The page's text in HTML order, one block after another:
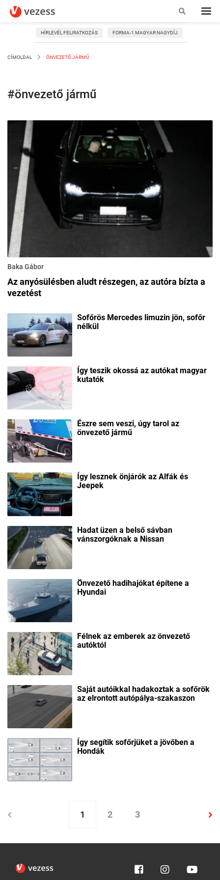
HÍRLEVÉL FELIRATKOZÁS FORMA-1 MAGYAR NAGYDÍJ
CÍMOLDAL ÖNVEZETŐ JÁRMŰ
#önvezető jármű
Baka Gábor
Az anyósülésben aludt részegen, az autóra bízta a
vezetést
Sofőrös Mercedes limuzin jön, sofőr
nélkül
Így teszik okossá az autókat magyar
kutatók
Észre sem veszi, úgy tarol az
önvezető jármű
Így lesznek önjárók az Alfák és
Jeepek
Hadat üzen a belső sávban
vánszorgóknak a Nissan
Önvezető hadihajókat építene a
Hyundai
Félnek az emberek az önvezető
autóktól
Saját autóikkal hadakoztak a sofőrök
az elrontott autópálya-szakaszon
Így segítik sofőrjüket a jövőben a
Hondák
1 2 3